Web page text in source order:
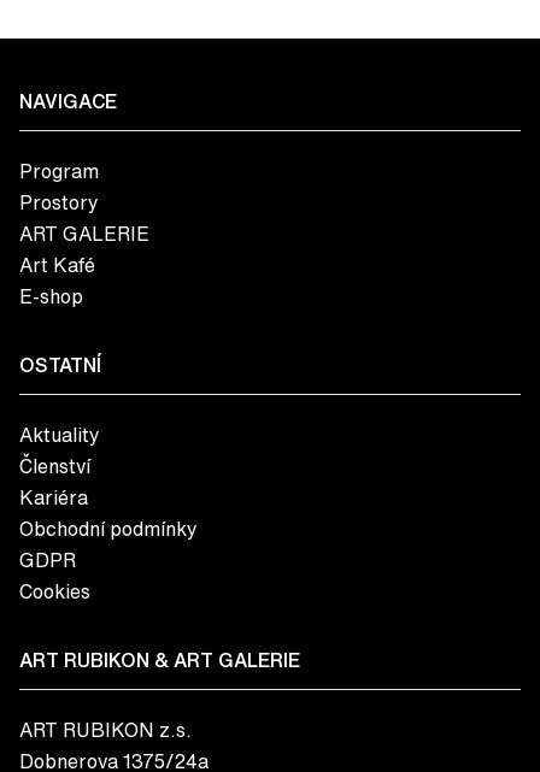
NAVIGACE
Program
Prostory
ART GALERIE
Art Kafé
E-shop
OSTATNÍ
Aktuality
Členství
Kariéra
Obchodní podmínky
GDPR
Cookies
ART RUBIKON & ART GALERIE
ART RUBIKON z.s.
Dobnerova 1375/24a